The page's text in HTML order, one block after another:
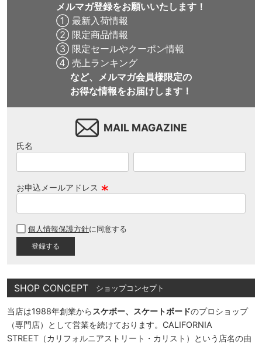
メルマガ登録をお願いいたします！
① 最新入荷情報
② 限定商品情報
③ 限定セールやクーポン情報
④ 売上ランキング
など、メルマガ会員様限定の
お得な情報をお届けします！
MAIL MAGAZINE
氏名
お申込メールアドレス
須
個人情報保護方針に同意する
SHOP CONCEPT ショップコンセプト
当店は1988年創業から スケボー、スケートボードのプロショップ
（専門店）として営業を続けております。CALIFORNIA
STREET（カリフォルニアストリート・カリスト）という店名の由